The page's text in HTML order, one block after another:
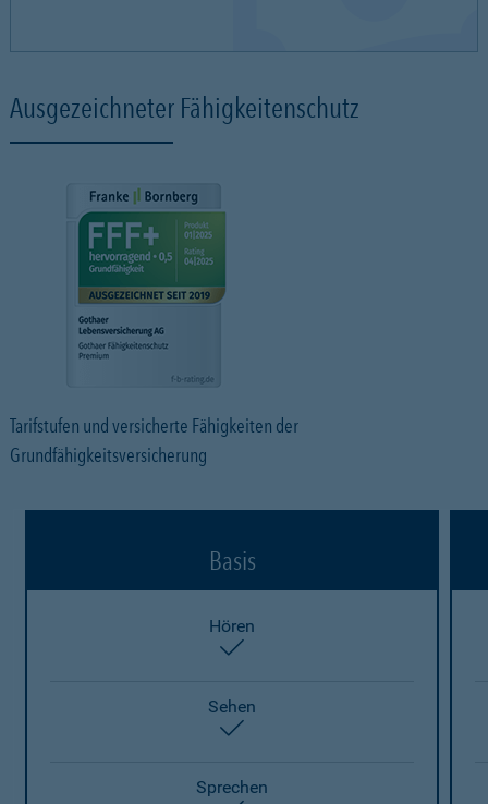
Ausgezeichneter Fähigkeitenschutz
Tarifstufen und versicherte Fähigkeiten der
Grundfähigkeitsversicherung
Basis
Hören
Sehen
Sprechen